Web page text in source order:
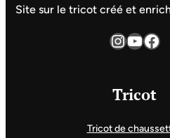
Site sur le tricot créé et
InstagramYouTube Facebook
Tricot
Tricot de